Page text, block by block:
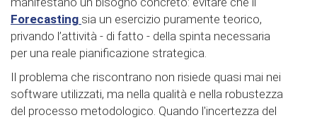
Forecasting sia un esercizio puramente teorico,
privando l’attività - di fatto - della spinta necessaria
per una reale pianificazione strategica.
Il problema che riscontrano non risiede quasi mai nei
software utilizzati, ma nella qualità e nella robustezza
del processo metodologico. Quando l'incertezza del